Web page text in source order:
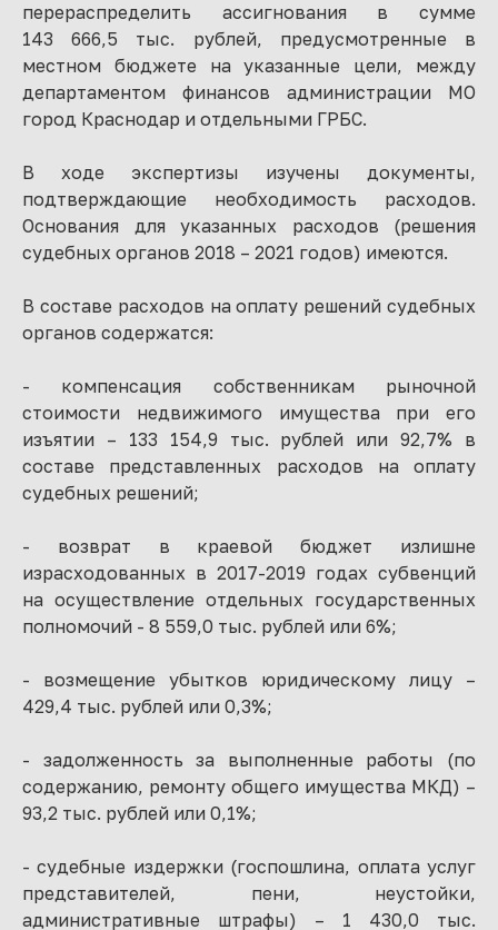
перераспределить ассигнования в сумме
143 666,5 тыс. рублей, предусмотренные в
местном бюджете на указанные цели, между
департаментом финансов администрации МО
город Краснодар и отдельными ГРБС.
В ходе экспертизы изучены документы,
подтверждающие необходимость расходов.
Основания для указанных расходов (решения
судебных органов 2018 – 2021 годов) имеются.
В составе расходов на оплату решений судебных
органов содержатся:
- компенсация собственникам рыночной
стоимости недвижимого имущества при его
изъятии – 133 154,9 тыс. рублей или 92,7% в
составе представленных расходов на оплату
судебных решений;
- возврат в краевой бюджет излишне
израсходованных в 2017-2019 годах субвенций
на осуществление отдельных государственных
полномочий - 8 559,0 тыс. рублей или 6%;
- возмещение убытков юридическому лицу –
429,4 тыс. рублей или 0,3%;
- задолженность за выполненные работы (по
содержанию, ремонту общего имущества МКД) –
93,2 тыс. рублей или 0,1%;
- судебные издержки (госпошлина, оплата услуг
представителей, пени, неустойки,
административные штрафы) – 1 430,0 тыс.